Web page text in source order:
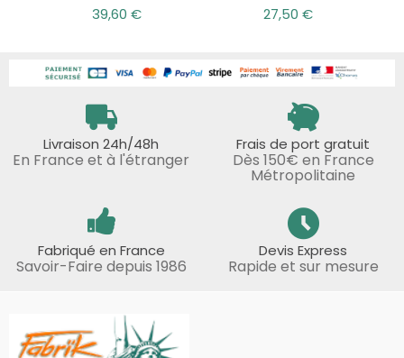
39,60 € 27,50 €
Livraison 24h/48h
En France et à l'étranger
Frais de port gratuit
Dès 150€ en France
Métropolitaine
Fabriqué en France
Savoir-Faire depuis 1986
Devis Express
Rapide et sur mesure